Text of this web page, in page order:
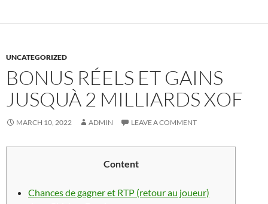
UNCATEGORIZED
BONUS RÉELS ET GAINS
JUSQUÀ 2 MILLIARDS XOF
MARCH 10, 2022 ADMIN LEAVE A COMMENT
Content
Chances de gagner et RTP (retour au joueur)